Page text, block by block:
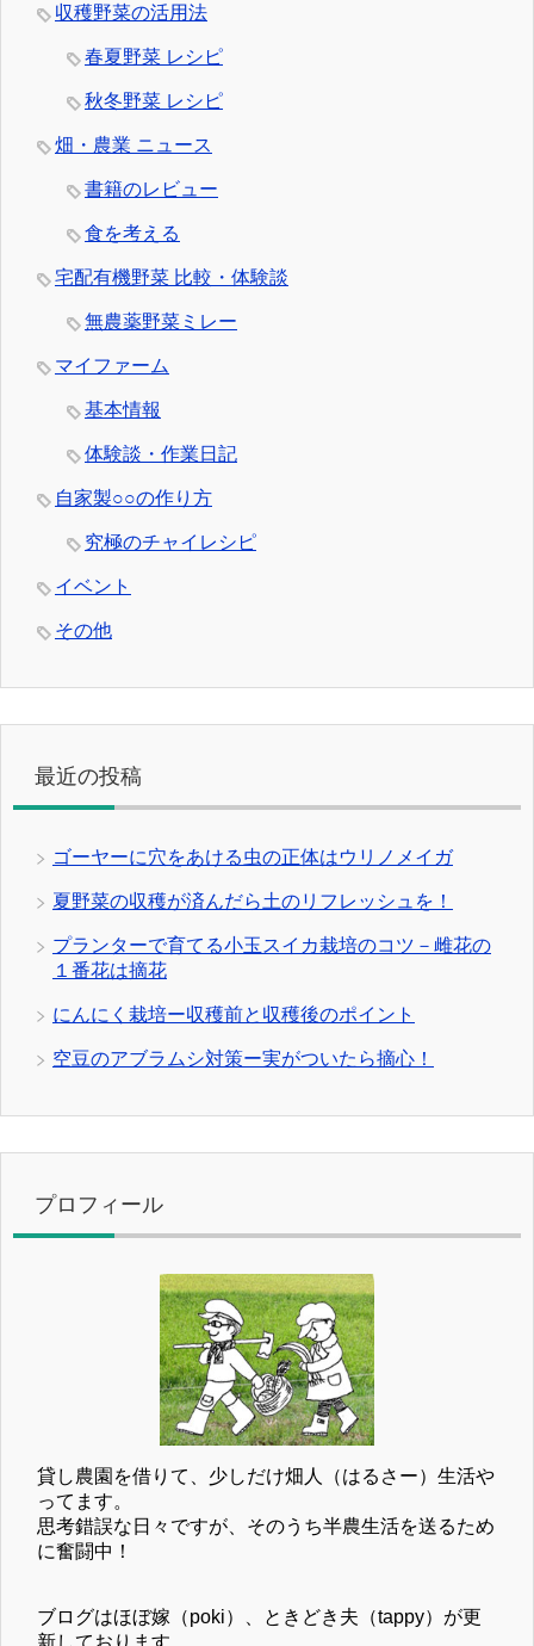
収穫野菜の活用法
春夏野菜 レシピ
秋冬野菜 レシピ
畑・農業 ニュース
書籍のレビュー
食を考える
宅配有機野菜 比較・体験談
無農薬野菜ミレー
マイファーム
基本情報
体験談・作業日記
自家製○○の作り方
究極のチャイレシピ
イベント
その他
最近の投稿
ゴーヤーに穴をあける虫の正体はウリノメイガ
夏野菜の収穫が済んだら土のリフレッシュを！
プランターで育てる小玉スイカ栽培のコツ－雌花の
１番花は摘花
にんにく栽培ー収穫前と収穫後のポイント
空豆のアブラムシ対策ー実がついたら摘心！
プロフィール
貸し農園を借りて、少しだけ畑人（はるさー）生活や
ってます。
思考錯誤な日々ですが、そのうち半農生活を送るため
に奮闘中！
ブログはほぼ嫁（poki）、ときどき夫（tappy）が更